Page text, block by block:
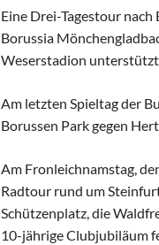
Eine Drei-Tagestour
Borussia
Weserstadion
Am letzten Spieltag der
Borussen Park gegen
Am Fronleichnamstag,
Radtour rund um
Schützenplatz, die
10-jährige Clubjubiläum